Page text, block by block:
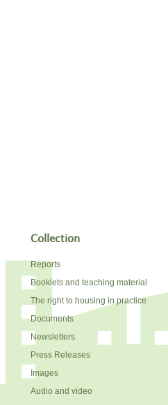
Collection
Reports
Booklets and teaching material
The right to housing in practice
Documents
Newsletters
Press Releases
Images
Audio and video